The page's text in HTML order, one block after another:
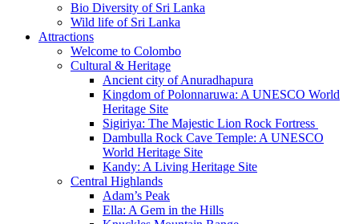
Bio Diversity of Sri Lanka
Wild life of Sri Lanka
Attractions
Welcome to Colombo
Cultural & Heritage
Ancient city of Anuradhapura
Kingdom of Polonnaruwa: A UNESCO World
Heritage Site
Sigiriya: The Majestic Lion Rock Fortress
Dambulla Rock Cave Temple: A UNESCO
World Heritage Site
Kandy: A Living Heritage Site
Central Highlands
Adam’s Peak
Ella: A Gem in the Hills